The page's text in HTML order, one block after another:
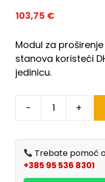
103,75 €
Modul za
stanova koristeći
jedinicu.
- +
Trebate pomoć
+385 95 536 8301